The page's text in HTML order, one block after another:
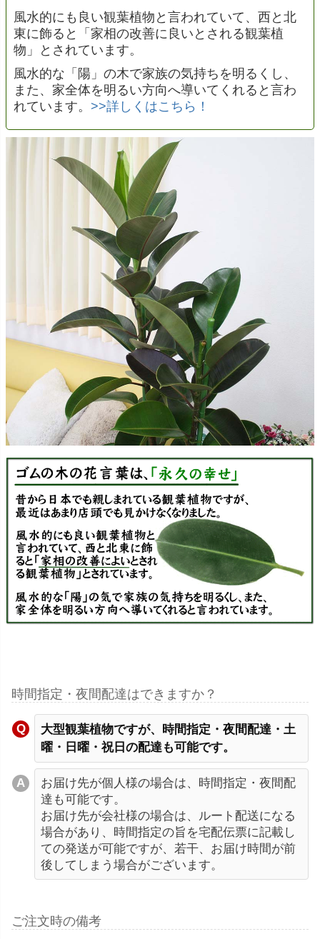
風水的にも良い観葉植物と言われていて、西と北
東に飾ると「家相の改善に良いとされる観葉植
物」とされています。
風水的な「陽」の木で家族の気持ちを明るくし、
また、家全体を明るい方向へ導いてくれると言わ
れています。 >>詳しくはこちら！
時間指定・夜間配達はできますか？
大型観葉植物ですが、時間指定・夜間配達・土
曜・日曜・祝日の配達も可能です。
お届け先が個人様の場合は、時間指定・夜間配
達も可能です。
お届け先が会社様の場合は、ルート配送になる
場合があり、時間指定の旨を宅配伝票に記載し
ての発送が可能ですが、若干、お届け時間が前
後してしまう場合がございます。
ご注文時の備考